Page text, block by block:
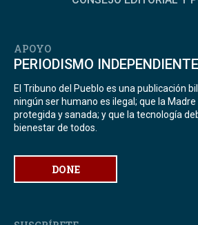
APOYO
PERIODISMO INDEPENDIENTE
El Tribuno del Pueblo es una publicación
ningún ser humano es ilegal; que la
protegida y sanada; y que la tecnología
bienestar de todos.
DONE